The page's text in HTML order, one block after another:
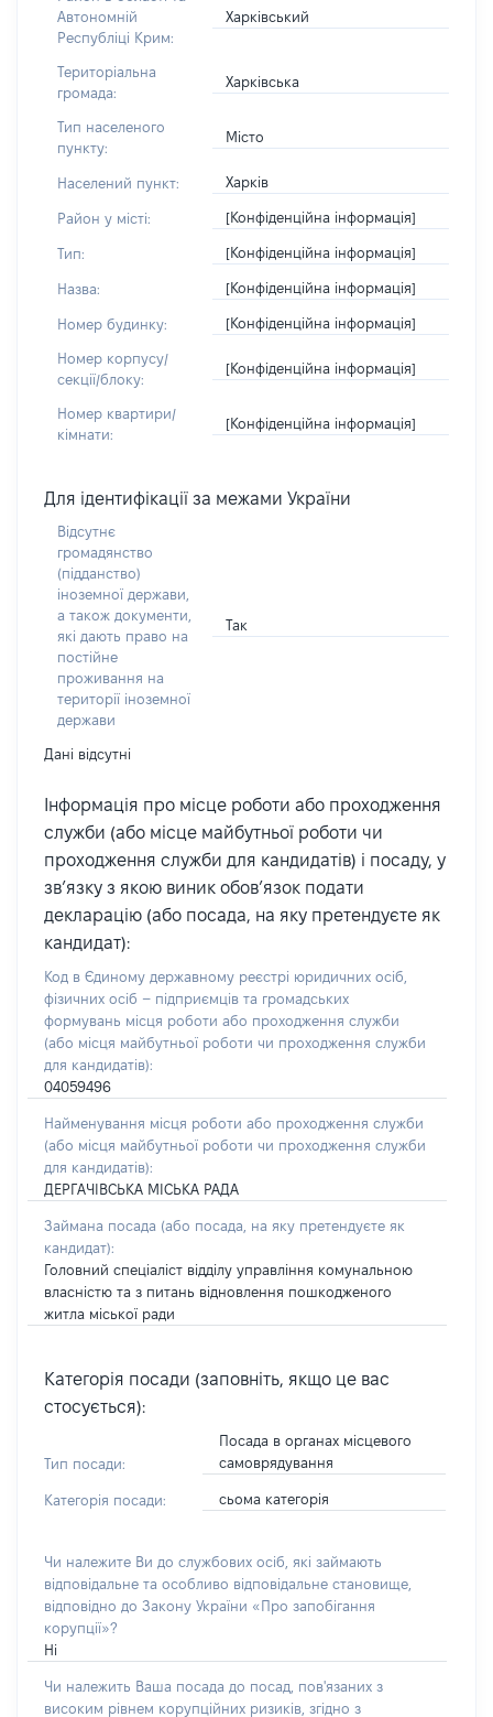
Автономній
Республіці Крим:
Харківський
Територіальна
громада:
Харківська
Тип населеного
пункту:
Місто
Населений пункт: Харків
Район у місті: [Конфіденційна інформація]
Тип: [Конфіденційна інформація]
Назва: [Конфіденційна інформація]
Номер будинку: [Конфіденційна інформація]
Номер корпусу/
секції/блоку:
[Конфіденційна інформація]
Номер квартири/
кімнати:
[Конфіденційна інформація]
Для ідентифікації за межами України
Відсутнє
громадянство
(підданство)
іноземної держави,
а також документи,
які дають право на
постійне
проживання на
території іноземної
держави
Так
Дані відсутні
Інформація про місце роботи або проходження
служби (або місце майбутньої роботи чи
проходження служби для кандидатів) і посаду, у
зв’язку з якою виник обов’язок подати
декларацію (або посада, на яку претендуєте як
кандидат):
Код в Єдиному державному реєстрі юридичних осіб,
фізичних осіб – підприємців та громадських
формувань місця роботи або проходження служби
(або місця майбутньої роботи чи проходження служби
для кандидатів):
04059496
Найменування місця роботи або проходження служби
(або місця майбутньої роботи чи проходження служби
для кандидатів):
ДЕРГАЧІВСЬКА МІСЬКА РАДА
Займана посада (або посада, на яку претендуєте як
кандидат):
Головний спеціаліст відділу управління комунальною
власністю та з питань відновлення пошкодженого
житла міської ради
Категорія посади (заповніть, якщо це вас
стосується):
Тип посади:
Посада в органах місцевого
самоврядування
Категорія посади: сьома категорія
Чи належите Ви до службових осіб, які займають
відповідальне та особливо відповідальне становище,
відповідно до Закону України «Про запобігання
корупції»?
Ні
Чи належить Ваша посада до посад, пов'язаних з
високим рівнем корупційних ризиків, згідно з